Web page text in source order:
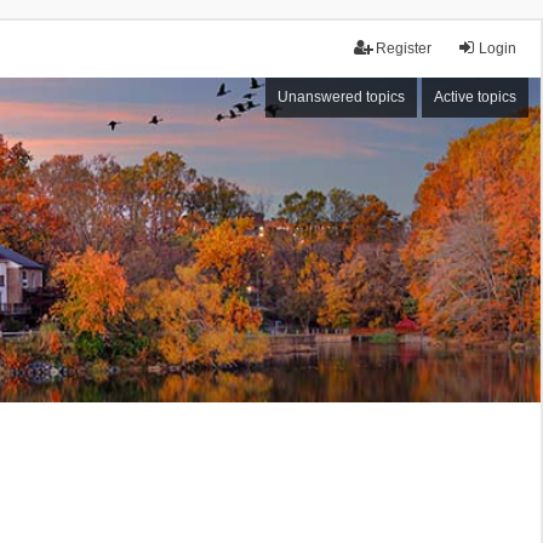
Login
Register
Unanswered topics Active topics